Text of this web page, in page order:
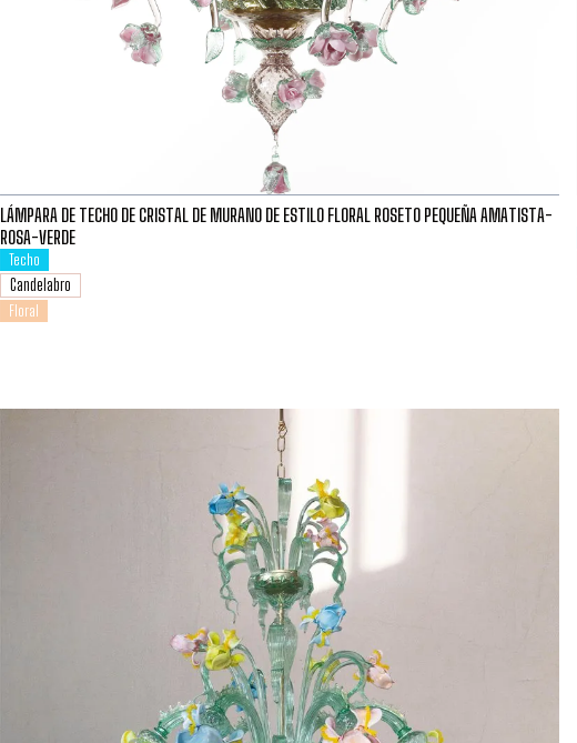
LÁMPARA DE TECHO DE CRISTAL DE MURANO DE ESTILO FLORAL ROSETO PEQUEÑA AMATISTA-
ROSA-VERDE
Techo
Candelabro
Floral